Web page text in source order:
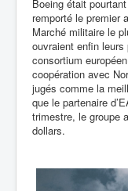
Boeing était
remporté le premier
Marché militaire le
ouvraient enfin leurs
consortium
coopération avec
jugés comme la
que le partenaire
trimestre, le groupe
dollars.